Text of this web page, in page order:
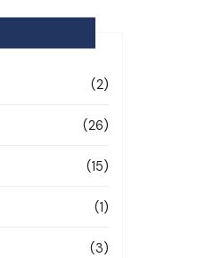
(2)
(26)
(15)
(1)
(3)